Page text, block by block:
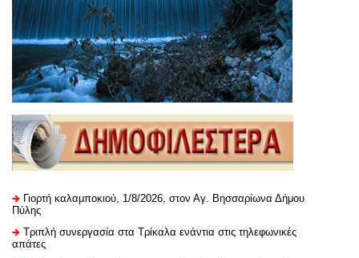
Γιορτή καλαμποκιού, 1/8/2026, στον Αγ. Βησσαρίωνα Δήμου
Πύλης
Τριπλή συνεργασία στα Τρίκαλα ενάντια στις τηλεφωνικές
απάτες